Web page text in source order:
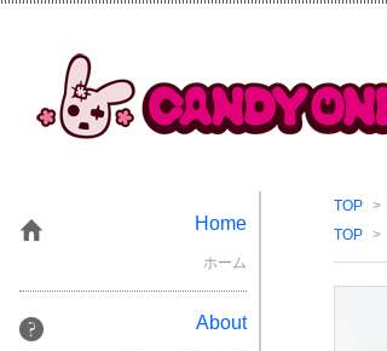
TOP >
TOP >
Home
ホーム
About